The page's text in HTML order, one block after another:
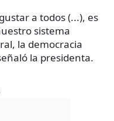
a todos (...), es
sistema
la democracia
la presidenta.